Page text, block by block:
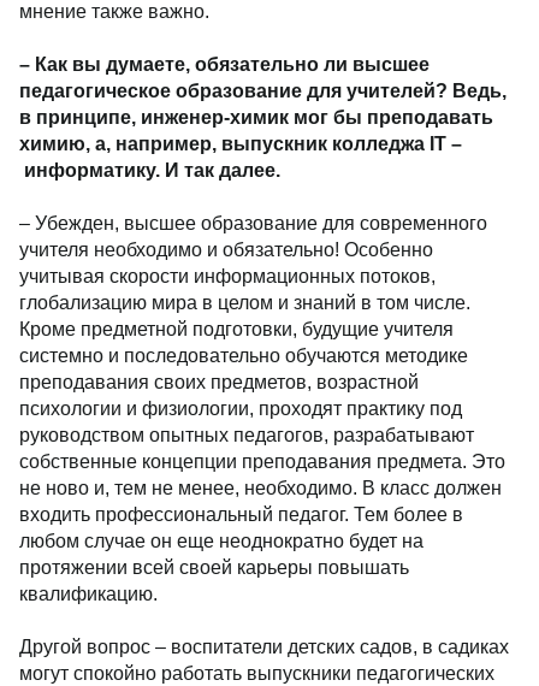
мнение также важно.
– Как вы думаете, обязательно ли высшее
педагогическое образование для учителей? Ведь,
в принципе, инженер-химик мог бы преподавать
химию, а, например, выпускник колледжа IT –
информатику. И так далее.
– Убежден, высшее образование для современного
учителя необходимо и обязательно! Особенно
учитывая скорости информационных потоков,
глобализацию мира в целом и знаний в том числе.
Кроме предметной подготовки, будущие учителя
системно и последовательно обучаются методике
преподавания своих предметов, возрастной
психологии и физиологии, проходят практику под
руководством опытных педагогов, разрабатывают
собственные концепции преподавания предмета. Это
не ново и, тем не менее, необходимо. В класс должен
входить профессиональный педагог. Тем более в
любом случае он еще неоднократно будет на
протяжении всей своей карьеры повышать
квалификацию.
Другой вопрос – воспитатели детских садов, в садиках
могут спокойно работать выпускники педагогических